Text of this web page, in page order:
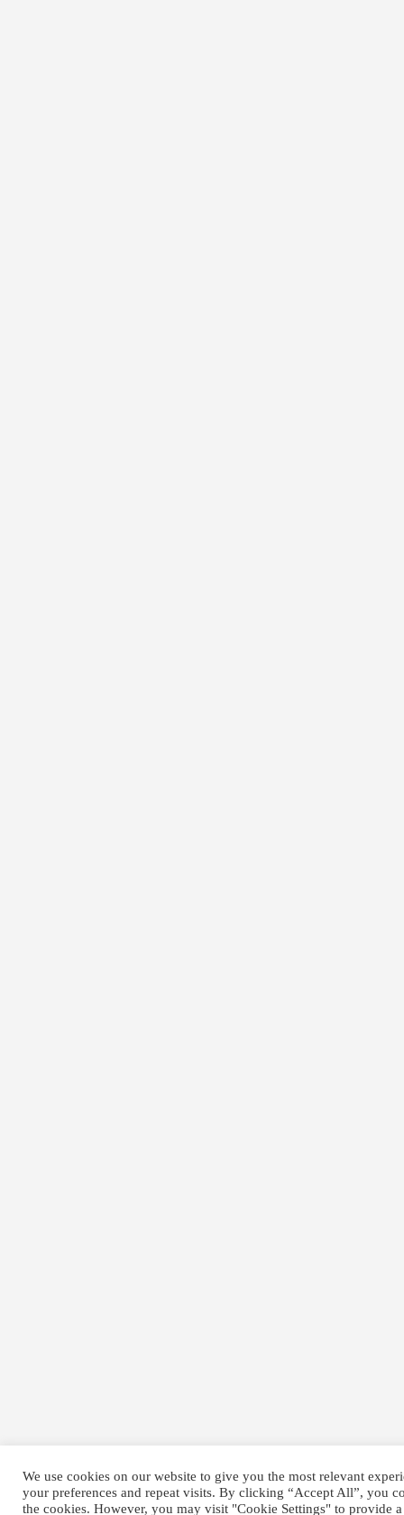
We use cookies on our website to give you the most relevant
your preferences and repeat visits. By clicking “Accept All”, you
the cookies. However, you may visit "Cookie Settings" to provide